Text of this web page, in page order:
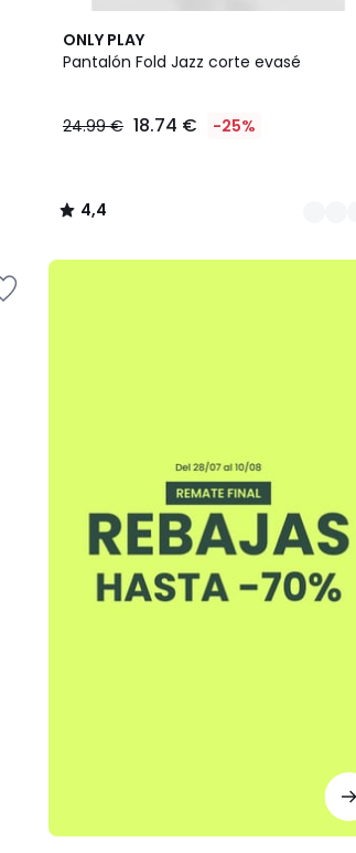
ONLY PLAY
Pantalón Fold Jazz corte evasé
24.99 € 18.74 € -25%
4,4
/ 5
2
Colores
4,4
/
.